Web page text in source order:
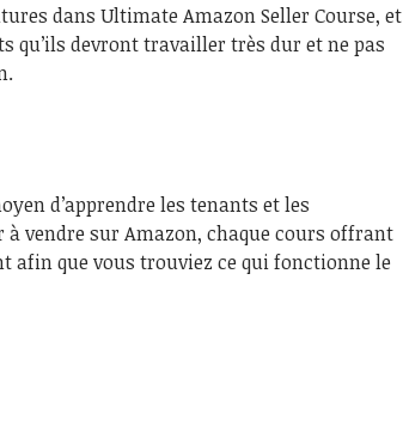
dans Ultimate Amazon Seller Course, et
qu’ils devront travailler très dur et ne pas
d’apprendre les tenants et les
vendre sur Amazon, chaque cours offrant
afin que vous trouviez ce qui fonctionne le